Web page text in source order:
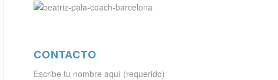
CONTACTO
Escribe tu nombre aquí (requerido)